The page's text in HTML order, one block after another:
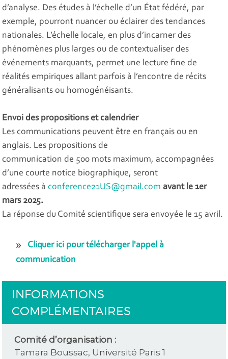
d’analyse. Des études à l’échelle d’un État fédéré, par
exemple, pourront nuancer ou éclairer des tendances
nationales. L’échelle locale, en plus d’incarner des
phénomènes plus larges ou de contextualiser des
événements marquants, permet une lecture fine de
réalités empiriques allant parfois à l’encontre de récits
généralisants ou homogénéisants.
Envoi des propositions et calendrier
Les communications peuvent être en français ou en
anglais. Les propositions de
communication de 500 mots maximum, accompagnées
d’une courte notice biographique, seront
adressées àconference21US@gmail.com avant le 1er
mars 2025.
La réponse du Comité scientifique sera envoyée le 15 avril.
Cliquer ici pour télécharger l'appel à
communication
INFORMATIONS
COMPLÉMENTAIRES
Comité d’organisation :
Tamara Boussac, Université Paris 1